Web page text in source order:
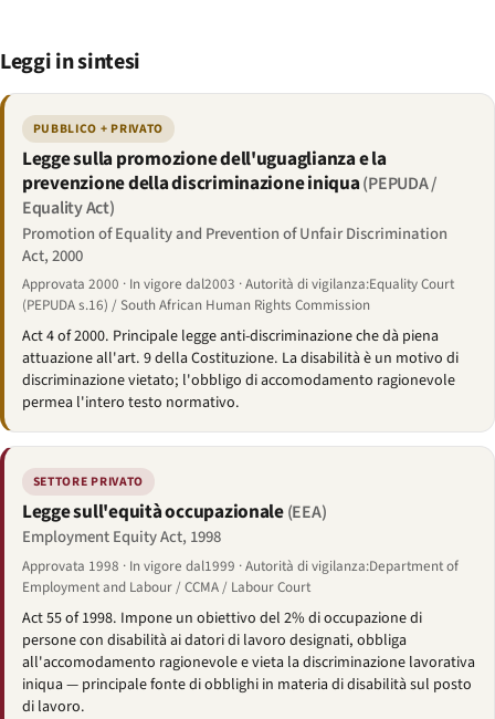
Leggi in sintesi
PUBBLICO + PRIVATO
Legge sulla promozione dell'uguaglianza e la
prevenzione della discriminazione iniqua(PEPUDA /
Equality Act)
Promotion of Equality and Prevention of Unfair Discrimination
Act, 2000
Approvata 2000 · In vigore dal2003 · Autorità di vigilanza:Equality Court
(PEPUDA s.16) / South African Human Rights Commission
Act 4 of 2000. Principale legge anti-discriminazione che dà piena
attuazione all'art. 9 della Costituzione. La disabilità è un motivo di
discriminazione vietato; l'obbligo di accomodamento ragionevole
permea l'intero testo normativo.
SETTORE PRIVATO
Legge sull'equità occupazionale(EEA)
Employment Equity Act, 1998
Approvata 1998 · In vigore dal1999 · Autorità di vigilanza:Department of
Employment and Labour / CCMA / Labour Court
Act 55 of 1998. Impone un obiettivo del 2% di occupazione di
persone con disabilità ai datori di lavoro designati, obbliga
all'accomodamento ragionevole e vieta la discriminazione lavorativa
iniqua — principale fonte di obblighi in materia di disabilità sul posto
di lavoro.